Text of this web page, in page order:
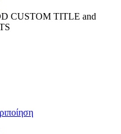
CUSTOM TITLE and